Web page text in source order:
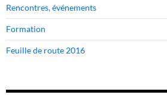
Rencontres, événements
Formation
Feuille de route 2016